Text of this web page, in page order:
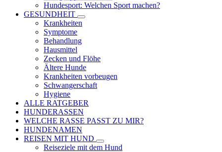
Hundesport: Welchen Sport machen?
GESUNDHEIT
Krankheiten
Symptome
Behandlung
Hausmittel
Zecken und Flöhe
Ältere Hunde
Krankheiten vorbeugen
Schwangerschaft
Hygiene
ALLE RATGEBER
HUNDERASSEN
WELCHE RASSE PASST ZU MIR?
HUNDENAMEN
REISEN MIT HUND
Reiseziele mit dem Hund